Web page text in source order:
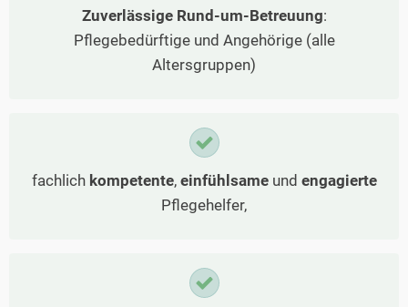
Zuverlässige Rund-um-Betreuung:
Pflegebedürftige und Angehörige (alle
Altersgruppen)
fachlich kompetente, einfühlsameund engagierte
Pflegehelfer,